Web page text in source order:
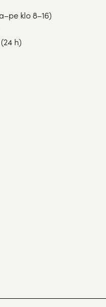
klo 8–16)
(24 h)